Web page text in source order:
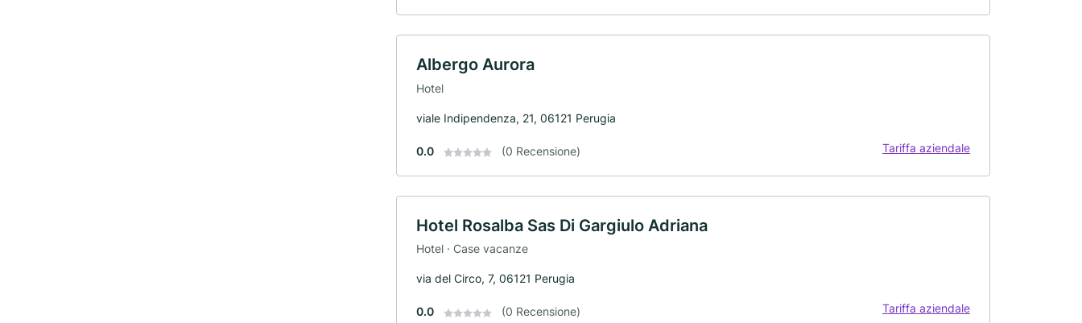
Albergo Aurora
Hotel
viale Indipendenza, 21, 06121 Perugia
0.0 (0 Recensione) Tariffa aziendale
Hotel Rosalba Sas Di Gargiulo Adriana
Hotel · Case vacanze
via del Circo, 7, 06121 Perugia
0.0 (0 Recensione) Tariffa aziendale